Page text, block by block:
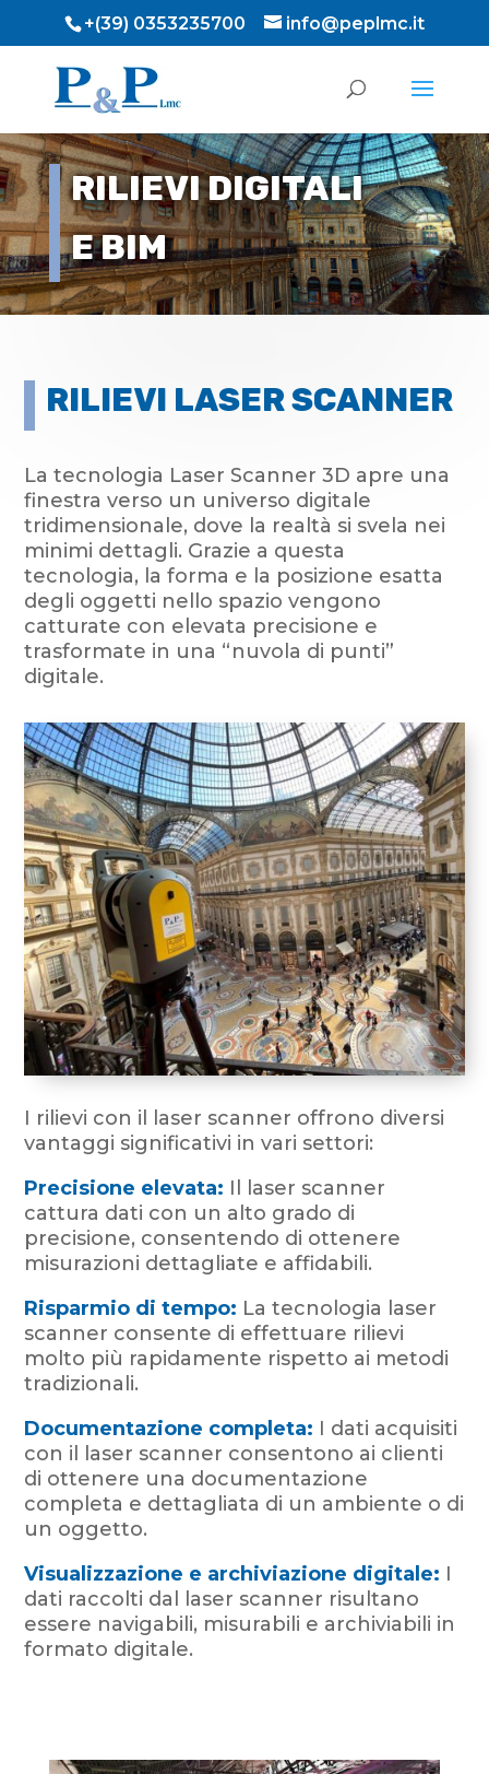
+(39) 0353235700 info@peplmc.it
RILIEVI DIGITALI
E BIM
RILIEVI LASER SCANNER
La tecnologia Laser Scanner 3D apre una
finestra verso un universo digitale
tridimensionale, dove la realtà si svela nei
minimi dettagli. Grazie a questa
tecnologia, la forma e la posizione esatta
degli oggetti nello spazio vengono
catturate con elevata precisione e
trasformate in una “nuvola di punti”
digitale.
I rilievi con il laser scanner offrono diversi
vantaggi significativi in vari settori:
Precisione elevata: Il laser scanner
cattura dati con un alto grado di
precisione, consentendo di ottenere
misurazioni dettagliate e affidabili.
Risparmio di tempo: La tecnologia laser
scanner consente di effettuare rilievi
molto più rapidamente rispetto ai metodi
tradizionali.
Documentazione completa: I dati acquisiti
con il laser scanner consentono ai clienti
di ottenere una documentazione
completa e dettagliata di un ambiente o di
un oggetto.
Visualizzazione e archiviazione digitale: I
dati raccolti dal laser scanner risultano
essere navigabili, misurabili e archiviabili in
formato digitale.